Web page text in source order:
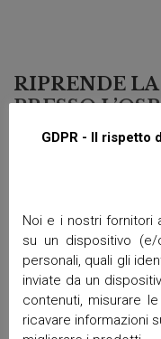
RIPRENDE LA
PRESSO
SALUTIS” DI
GDPR - Il rispetto
Noi e i nostri fornitori
su un dispositivo
personali, quali gli
inviate da un
contenuti, misurare
ricavare informazioni